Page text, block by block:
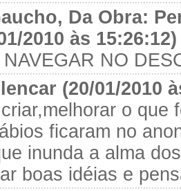
Da Obra:
2010 às
NO
(20/01/2010
o que
ficaram no
inunda a alma
boas idéias e